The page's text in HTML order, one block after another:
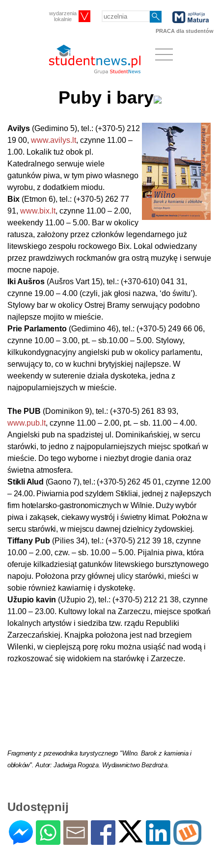
wydarzenia
lokalnie
PRACA dla studentów
Puby i bary
Avilys (Gedimino 5), tel.: (+370-5) 212
19 00, www.avilys.lt, czynne 11.00 –
1.00. Lokalik tuż obok pl.
Katedralnego serwuje wiele
gatunków piwa, w tym piwo własnego
wyrobu, z dodatkiem miodu.
Bix (Etmon 6), tel.: (+370-5) 262 77
91, www.bix.lt, czynne 11.00 – 2.00,
weekendy 11.00 – 5.00. Bar w okolicy
ratusza, założony przez członków legendarnego już
litewskiego zespołu rockowego Bix. Lokal odwiedzany
przez prawdziwych rockmanów gra ostrą muzykę i serwuje
mocne napoje.
Iki Aušros (Aušros Vart 15), tel.: (+370-610) 041 31,
czynne 19.00 – 4.00 (czyli, jak głosi nazwa, ‘do świtu’).
Stylowy bar w okolicy Ostrej Bramy serwujący podobno
najlepsze mojito w mieście.
Prie Parlamento (Gedimino 46), tel.: (+370-5) 249 66 06,
czynne 10.00 – 3.00, pt. – sb.10.00 – 5.00. Stylowy,
kilkukondygnacyjny angielski pub w okolicy parlamentu,
serwujący to, co w kuchni brytyjskiej najlepsze. W
weekendy w suterenie działa dyskoteka, jedna z
najpopularniejszych w mieście.
The PUB (Dominikon 9), tel.: (+370-5) 261 83 93,
www.pub.lt, czynne 11.00 – 2.00, pt. – sb. 11.00 – 4.00.
Angielski pub na spadzistej ul. Dominikańskiej, w sercu
starówki, to jedno z najpopularniejszych miejsc spotkań w
mieście. Do tego wyborne i niezbyt drogie dania oraz
świetna atmosfera.
Stikli Alud (Gaono 7), tel.: (+370-5) 262 45 01, czynne 12.00
– 24.00. Piwiarnia pod szyldem Stikliai, jednej z najlepszych
firm hotelarsko-gastronomicznych w Wilnie. Duży wybór
piwa i zakąsek, ciekawy wystrój i świetny klimat. Położna w
sercu starówki, w miejscu dawnej dzielnicy żydowskiej.
Tiffany Pub (Pilies 34), tel.: (+370-5) 212 39 18, czynne
10.00 – 2.00, czw. – sb. 10.00 – 5.00. Pijalnia piwa, która
oferuje kilkadziesiąt gatunków litewskiego bursztynowego
napoju. Położona przy głównej ulicy starówki, mieści w
sobie również kawiarnię i dyskotekę.
Užupio kavin (Užupio 2), tel.: (+370-5) 212 21 38, czynne
11.00 – 23.00. Kultowy lokal na Zarzeczu, miejsce spotkań
lokalnych artystów i siedziba tzw. rządu Republiki
Zarzeczańskiej. Knajpka położona jest nad brzegiem
Wilenki, w cieplejszą porę roku można usiąść nad wodą i
rozkoszować się widokiem na starówkę i Zarzecze.
Fragmenty z przewodnika turystycznego "Wilno. Barok z kamienia i
obłoków". Autor: Jadwiga Rogoża. Wydawnictwo Bezdroża.
Udostępnij